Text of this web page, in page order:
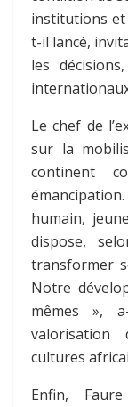
institutions
t-il lancé,
les
Le chef de
sur la
continent
humain,
dispose,
transformer
Notre
mêmes »,
valorisation
cultures
Enfin,